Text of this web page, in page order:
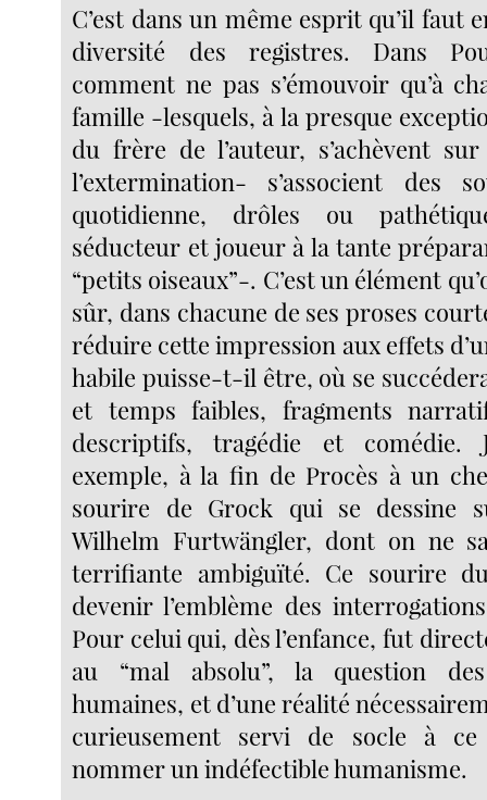
C’est dans un même esprit qu’il faut
diversité des registres. Dans
comment ne pas s’émouvoir qu’à
famille -lesquels, à la presque
du frère de l’auteur, s’achèvent
l’extermination- s’associent des
quotidienne, drôles ou
séducteur et joueur à la tante
“petits oiseaux”-. C’est un élément
sûr, dans chacune de ses proses
réduire cette impression aux effets
habile puisse-t-il être, où se
et temps faibles, fragments
descriptifs, tragédie et comédie.
exemple, à la fin de Procès à un
sourire de Grock qui se dessine
Wilhelm Furtwängler, dont on ne
terrifiante ambiguïté. Ce sourire
devenir l’emblème des
Pour celui qui, dès l’enfance, fut
au “mal absolu”, la question
humaines, et d’une réalité
curieusement servi de socle à
nommer un indéfectible humanisme.